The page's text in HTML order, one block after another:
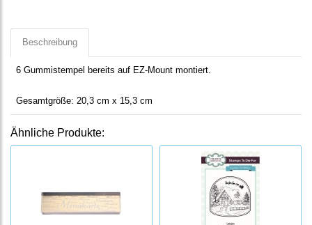
Beschreibung
6 Gummistempel bereits auf EZ-Mount montiert.
Gesamtgröße: 20,3 cm x 15,3 cm
Ähnliche Produkte: